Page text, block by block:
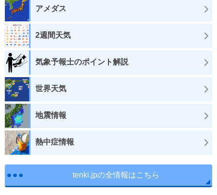
アメダス
2週間天気
気象予報士のポイント解説
世界天気
地震情報
熱中症情報
tenki.jpの全情報はこちら